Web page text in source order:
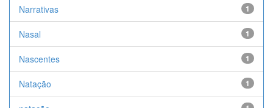
Narrativas 1
Nasal 1
Nascentes 1
Natação 1